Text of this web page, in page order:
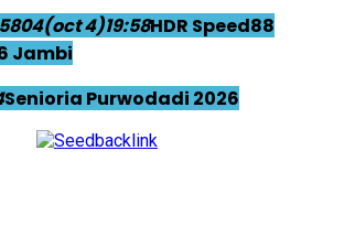
04(oct 4)19:58HDR Speed88
Jambi
Senioria Purwodadi 2026